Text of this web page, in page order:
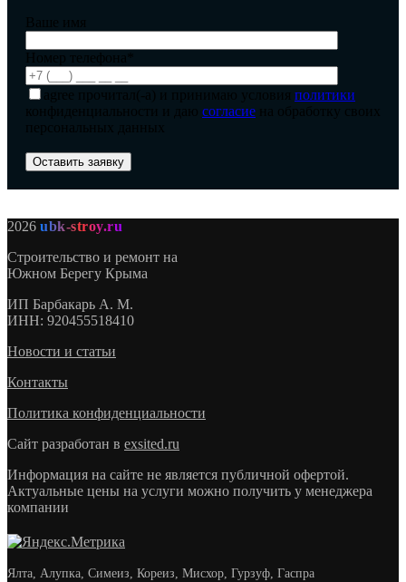
Ваше имя
Номер телефона*
agree прочитал(-а) и принимаю условия политики
конфиденциальности и даю согласие на обработку своих
персональных данных
2026 ubk-stroy.ru
Строительство и ремонт на
Южном Берегу Крыма
ИП Барбакарь А. М.
ИНН: 920455518410
Новости и статьи
Контакты
Политика конфиденциальности
Сайт разработан в exsited.ru
Информация на сайте не является публичной офертой.
Актуальные цены на услуги можно получить у менеджера
компании
Ялта, Алупка, Симеиз, Кореиз, Мисхор, Гурзуф, Гаспра